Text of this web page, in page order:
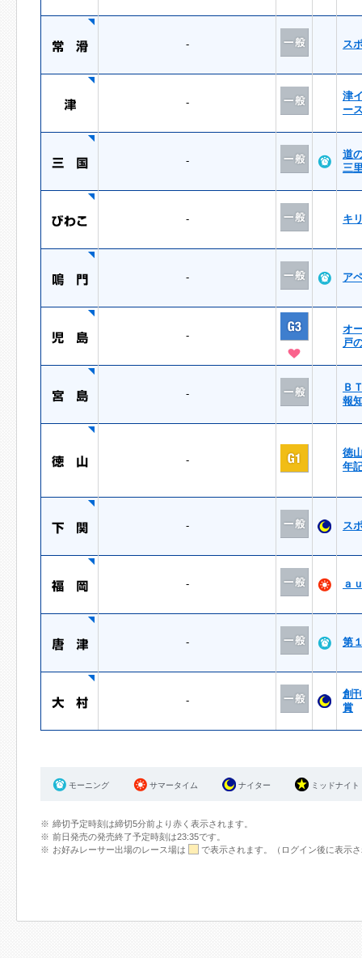
- ス
-
津
ー
-
道
三
- キ
- ア
-
オ
戸
-
Ｂ
報
-
徳
年
- ス
- ａ
- 第
-
創
賞
モーニング サマータイム ナイター ミッドナイト
締切予定時刻は締切5分前より赤く表示されます。
前日発売の発売終了予定時刻は23:35です。
お好みレーサー出場のレース場は
で表示されます。（ログイン後に表示